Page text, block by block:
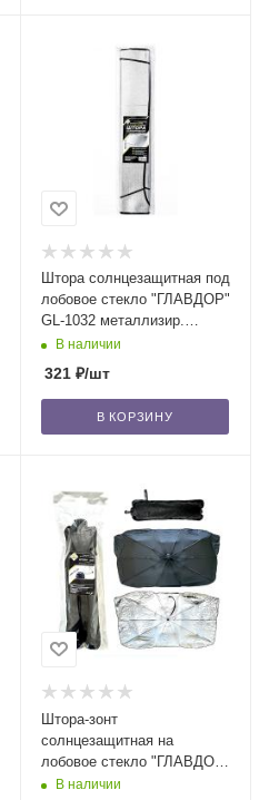
Штора солнцезащитная под
лобовое стекло "ГЛАВДОР"
GL-1032 металлизир.
фольга, серебро, 160х90
см /50
В наличии
321₽/шт
В КОРЗИНУ
Штора-зонт
солнцезащитная на
лобовое стекло "ГЛАВДОР"
GL-1006 140x79 см /50
В наличии